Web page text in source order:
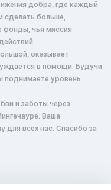
добра, где каждый
сделать больше,
фонды, чья миссия
оказывает
в помощи. Будучи
поднимаете уровень
и заботы через
Ваша
всех нас. Спасибо за